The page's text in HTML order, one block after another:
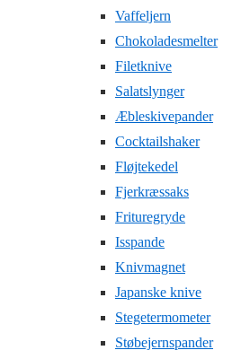
Vaffeljern
Chokoladesmelter
Filetknive
Salatslynger
Æbleskivepander
Cocktailshaker
Fløjtekedel
Fjerkræssaks
Frituregryde
Isspande
Knivmagnet
Japanske knive
Stegetermometer
Støbejernspander